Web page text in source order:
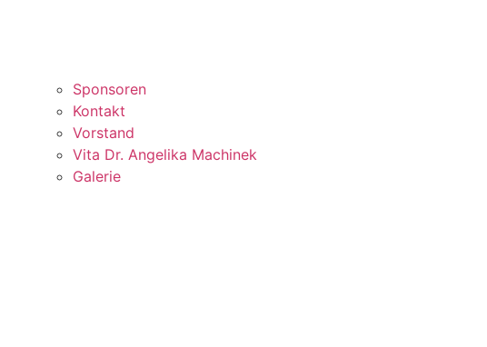
Sponsoren
Kontakt
Vorstand
Vita Dr. Angelika Machinek
Galerie